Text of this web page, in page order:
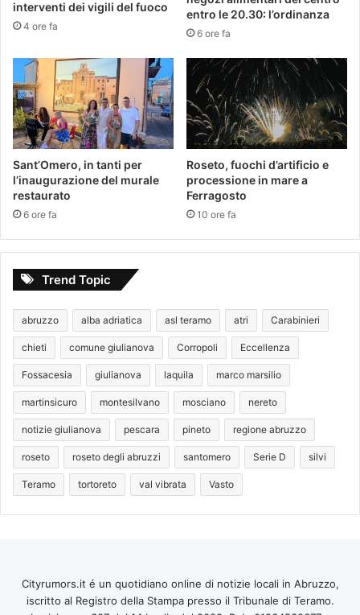
interventi dei vigili del fuoco
4 ore fa
entro le 20.30: l’ordinanza
6 ore fa
Sant’Omero, in tanti per
l’inaugurazione del murale
restaurato
6 ore fa
Roseto, fuochi d’artificio e
processione in mare a
Ferragosto
10 ore fa
Trend Topic
abruzzo alba adriatica asl teramo atri Carabinieri
chieti comune giulianova Corropoli Eccellenza
Fossacesia giulianova laquila marco marsilio
martinsicuro montesilvano mosciano nereto
notizie giulianova pescara pineto regione abruzzo
roseto roseto degli abruzzi santomero Serie D silvi
Teramo tortoreto val vibrata Vasto
Cityrumors.it é un quotidiano online di notizie locali in Abruzzo,
iscritto al Registro della Stampa presso il Tribunale di Teramo.